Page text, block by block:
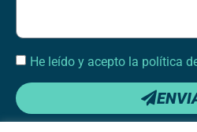
He leído y acepto la política